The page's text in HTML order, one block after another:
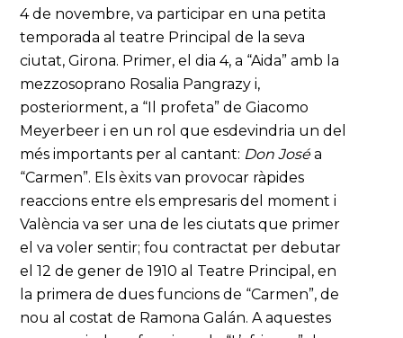
4 de novembre, va participar en una petita
temporada al teatre Principal de la seva
ciutat, Girona. Primer, el dia 4, a “Aida” amb la
mezzosoprano Rosalia Pangrazy i,
posteriorment, a “Il profeta” de Giacomo
Meyerbeer i en un rol que esdevindria un del
més importants per al cantant: Don Joséa
“Carmen”. Els èxits van provocar ràpides
reaccions entre els empresaris del moment i
València va ser una de les ciutats que primer
el va voler sentir; fou contractat per debutar
el 12 de gener de 1910 al Teatre Principal, en
la primera de dues funcions de “Carmen”, de
nou al costat de Ramona Galán. A aquestes